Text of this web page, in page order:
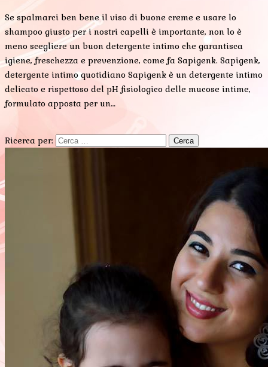
Se spalmarci ben bene il viso di buone creme e usare lo
shampoo giusto per i nostri capelli è importante, non lo è
meno scegliere un buon detergente intimo che garantisca
igiene, freschezza e prevenzione, come fa Sapigenk. Sapigenk,
detergente intimo quotidiano Sapigenk è un detergente intimo
delicato e rispettoso del pH fisiologico delle mucose intime,
formulato apposta per un…
Ricerca per: